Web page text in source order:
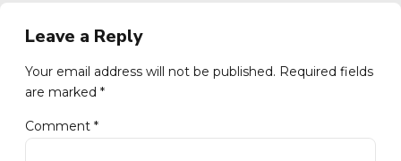
Leave a Reply
Your email address will not be published. Required fields
are marked *
Comment *